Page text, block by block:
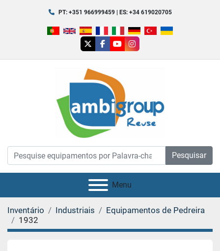
PT: +351 966999459 | ES: +34 619020705
twitterfacebook
youtubeinstagram
Pesquisar
Menu
Inventário Industriais
Equipamentos de Pedreira
1932